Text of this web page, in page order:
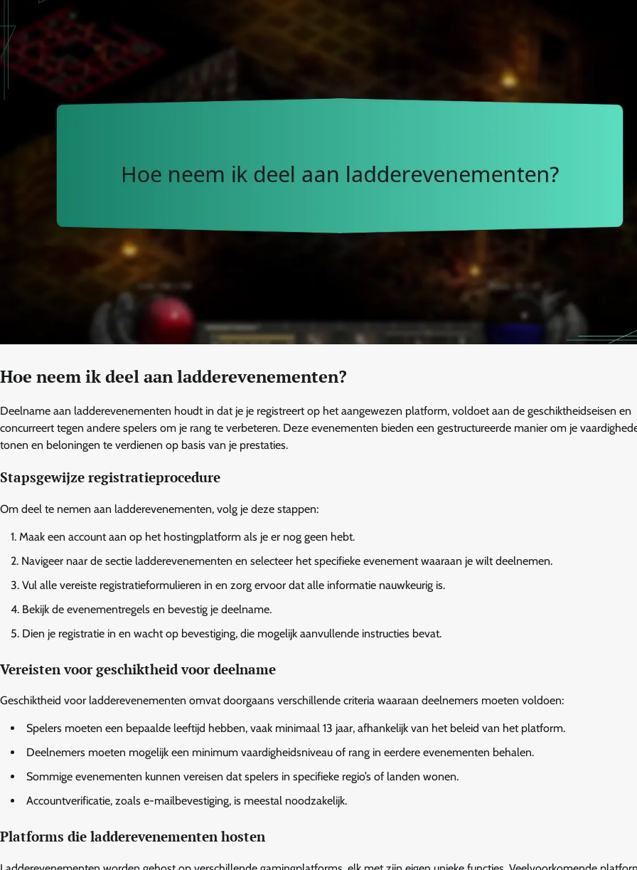
Hoe neem ik deel aan ladderevenementen?
Deelname aan ladderevenementen houdt in dat je je registreert op het aangewezen platform, voldoet aan de geschiktheidseisen en
concurreert tegen andere spelers om je rang te verbeteren. Deze evenementen bieden een gestructureerde manier om je
tonen en beloningen te verdienen op basis van je prestaties.
Stapsgewijze registratieprocedure
Om deel te nemen aan ladderevenementen, volg je deze stappen:
Maak een account aan op het hostingplatform als je er nog geen hebt.
Navigeer naar de sectie ladderevenementen en selecteer het specifieke evenement waaraan je wilt deelnemen.
Vul alle vereiste registratieformulieren in en zorg ervoor dat alle informatie nauwkeurig is.
Bekijk de evenementregels en bevestig je deelname.
Dien je registratie in en wacht op bevestiging, die mogelijk aanvullende instructies bevat.
Vereisten voor geschiktheid voor deelname
Geschiktheid voor ladderevenementen omvat doorgaans verschillende criteria waaraan deelnemers moeten voldoen:
Spelers moeten een bepaalde leeftijd hebben, vaak minimaal 13 jaar, afhankelijk van het beleid van het platform.
Deelnemers moeten mogelijk een minimum vaardigheidsniveau of rang in eerdere evenementen behalen.
Sommige evenementen kunnen vereisen dat spelers in specifieke regio’s of landen wonen.
Accountverificatie, zoals e-mailbevestiging, is meestal noodzakelijk.
Platforms die ladderevenementen hosten